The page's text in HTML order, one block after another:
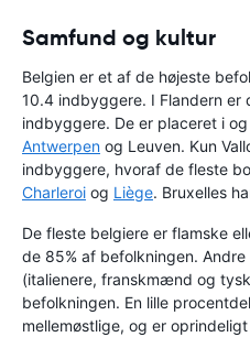
Samfund og kultur
Belgien er et af de højeste
10.4 indbyggere. I Flandern
indbyggere. De er placeret i
Antwerpen og Leuven. Kun
indbyggere, hvoraf de fleste
Charleroi og Liège. Bruxelles
De fleste belgiere er flamske
de 85% af befolkningen.
(italienere, franskmænd og
befolkningen. En lille
mellemøstlige, og er